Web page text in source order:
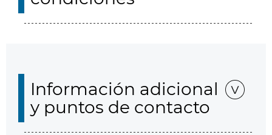
Información adicional
y puntos de contacto